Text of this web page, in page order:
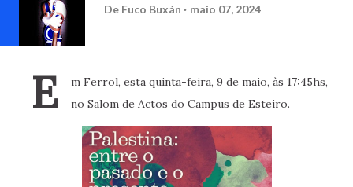
De Fuco Buxán maio 07, 2024
E
m Ferrol, esta quinta-feira, 9 de maio, às 17:45hs,
no Salom de Actos do Campus de Esteiro.